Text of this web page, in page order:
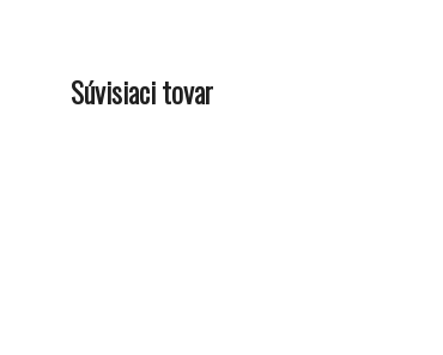
Súvisiaci tovar